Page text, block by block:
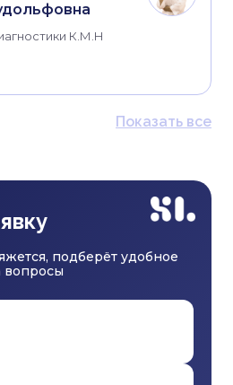
К.М.Н
Показать все
подберёт удобное
вопросы